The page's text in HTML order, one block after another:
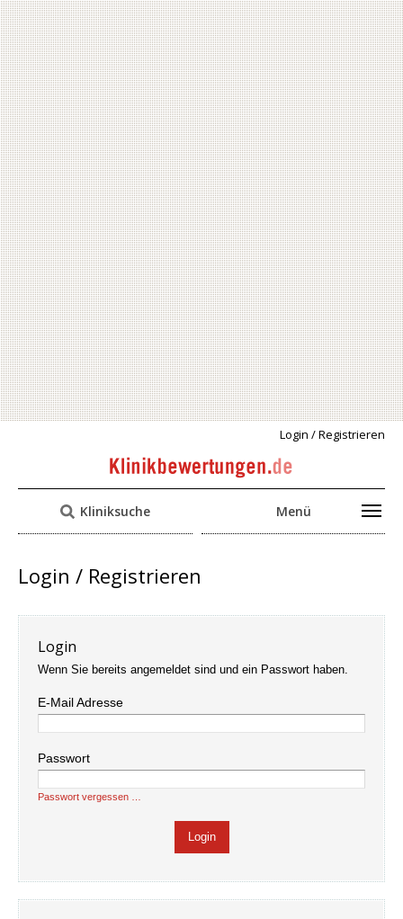
Login / Registrieren
Kliniksuche Menü
Login / Registrieren
Login
Wenn Sie bereits angemeldet sind und ein Passwort haben.
E-Mail Adresse
Passwort
Passwort vergessen …